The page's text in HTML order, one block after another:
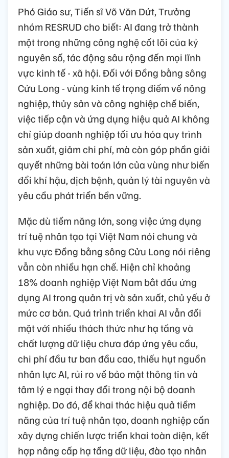
Phó Giáo sư, Tiến sĩ Võ Văn Dứt, Trưởng
nhóm RESRUD cho biết: AI đang trở thành
một trong những công nghệ cốt lõi của kỷ
nguyên số, tác động sâu rộng đến mọi lĩnh
vực kinh tế - xã hội. Đối với Đồng bằng sông
Cửu Long - vùng kinh tế trọng điểm về nông
nghiệp, thủy sản và công nghiệp chế biến,
việc tiếp cận và ứng dụng hiệu quả AI không
chỉ giúp doanh nghiệp tối ưu hóa quy trình
sản xuất, giảm chi phí, mà còn góp phần giải
quyết những bài toán lớn của vùng như biến
đổi khí hậu, dịch bệnh, quản lý tài nguyên và
yêu cầu phát triển bền vững.
Mặc dù tiềm năng lớn, song việc ứng dụng
trí tuệ nhân tạo tại Việt Nam nói chung và
khu vực Đồng bằng sông Cửu Long nói riêng
vẫn còn nhiều hạn chế. Hiện chỉ khoảng
18% doanh nghiệp Việt Nam bắt đầu ứng
dụng AI trong quản trị và sản xuất, chủ yếu ở
mức cơ bản. Quá trình triển khai AI vẫn đối
mặt với nhiều thách thức như hạ tầng và
chất lượng dữ liệu chưa đáp ứng yêu cầu,
chi phí đầu tư ban đầu cao, thiếu hụt nguồn
nhân lực AI, rủi ro về bảo mật thông tin và
tâm lý e ngại thay đổi trong nội bộ doanh
nghiệp. Do đó, để khai thác hiệu quả tiềm
năng của trí tuệ nhân tạo, doanh nghiệp cần
xây dựng chiến lược triển khai toàn diện, kết
hợp nâng cấp hạ tầng dữ liệu, đào tạo nhân